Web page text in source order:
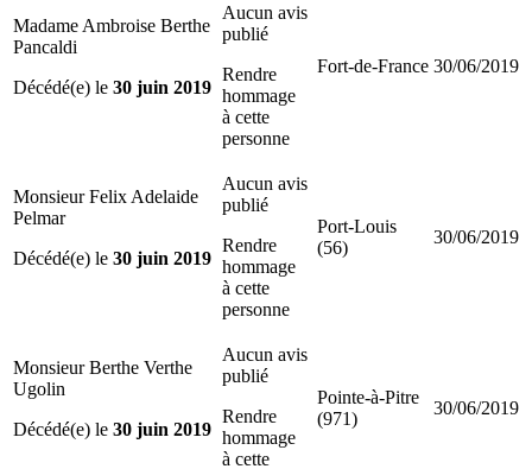
Madame Ambroise Berthe
Pancaldi
Décédé(e) le 30 juin 2019
Aucun avis
publié
Rendre
hommage
à cette
personne
Fort-de-France 30/06/2019
Monsieur Felix Adelaide
Pelmar
Décédé(e) le 30 juin 2019
Aucun avis
publié
Rendre
hommage
à cette
personne
Port-Louis
(56)
30/06/2019
Monsieur Berthe Verthe
Ugolin
Décédé(e) le 30 juin 2019
Aucun avis
publié
Rendre
hommage
à cette
Pointe-à-Pitre
(971)
30/06/2019